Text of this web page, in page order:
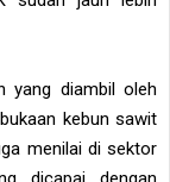
yang diambil oleh
kebun sawit
menilai di sektor